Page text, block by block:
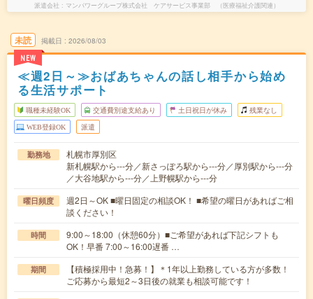
派遣会社 マンパワーグループ株式会社 ケアサービス事業部 （医療福祉介護関連）
未読
NEW
掲載日 2026/08/03
≪週2日～≫おばあちゃんの話し相手から始め
る生活サポート
職種未経験OK 交通費別途支給あり 土日祝日が休み 残業なし
WEB登録OK 派遣
勤務地
札幌市厚別区
新札幌駅から---分／新さっぽろ駅から---分／厚別駅から---分
／大谷地駅から---分／上野幌駅から---分
曜日頻度
週2日～OK ■曜日固定の相談OK！ ■希望の曜日があればご相
談ください！
時間
9:00～18:00（休憩60分）■ご希望があれば下記シフトも
OK！早番 7:00～16:00遅番 …
期間
【積極採用中！急募！】＊1年以上勤務している方が多数！
ご応募から最短2～3日後の就業も相談可能です！